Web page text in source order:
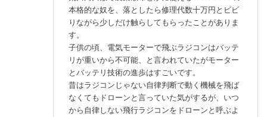
本格的な奴を、落としたら修理代数十万円とビビ
りながら少しだけ触らしてもらったことがありま
す。
子供の頃、電気モーターで飛ぶラジコンはバッテ
リが重いから不可能、と言われていたがモーター
とバッテリ技術の進歩はすごいです。
昔はラジコンじゃない自律判断で動く機械を飛ば
なくてもドローンと言っていた気がするが、いつ
から自律しない飛行ラジコンをドローンと呼ぶよ